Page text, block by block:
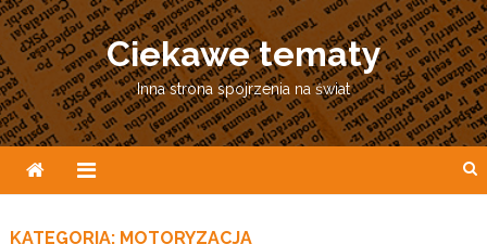
Skip
to
content
Ciekawe tematy
Inna strona spojrzenia na świat
KATEGORIA: MOTORYZACJA